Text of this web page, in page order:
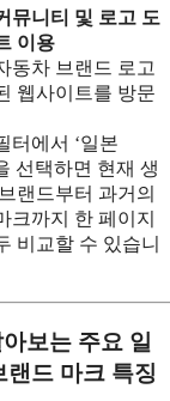
뮤니티 및 로고 도
이용
동차 브랜드 로고
웹사이트를 방문
터에서 ‘일본
선택하면 현재 생
랜드부터 과거의
크까지 한 페이지
비교할 수 있습니
보는 주요 일
랜드 마크 특징